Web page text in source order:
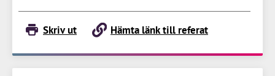
Skriv ut Hämta länk till referat